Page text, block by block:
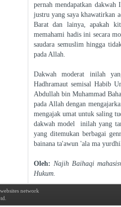
pernah mendapatkan
justru yang saya khawatirkan
Barat dan lainya, apakah
memahami hadis ini secara
saudara semuslim hingga
pada Allah.
Dakwah moderat inilah
Hadhramaut semisal Habib
Abdullah bin Muhammad
pada Allah dengan
mengajak umat untuk saling
dakwah model inilah yang
yang ditemukan berbagai
bainana ta'awun 'ala ma
Oleh: Najih Baihaqi
Hukum.
network